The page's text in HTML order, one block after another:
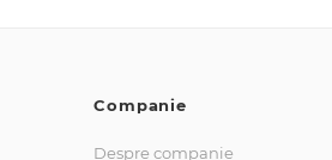
Companie
Despre companie